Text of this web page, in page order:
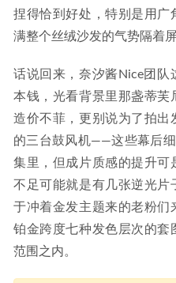
捏得恰到好处，特别是用广
满整个丝绒沙发的气势隔着
话说回来，奈汐酱Nice团队
本钱，光看背景里那盏蒂芙
造价不菲，更别说为了拍出
的三台鼓风机——这些幕后
集里，但成片质感的提升可
不足可能就是有几张逆光片
于冲着金发主题来的老粉们
铂金跨度七种发色层次的套
范围之内。